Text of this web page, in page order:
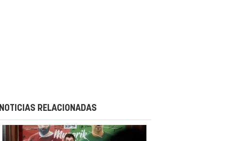
NOTICIAS RELACIONADAS